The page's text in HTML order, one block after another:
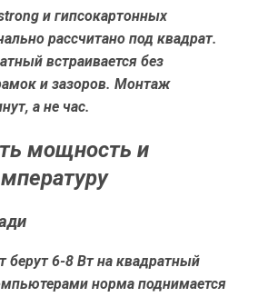
и гипсокартонных
рассчитано под квадрат.
встраивается без
и зазоров. Монтаж
а не час.
мощность и
6-8 Вт на квадратный
норма поднимается